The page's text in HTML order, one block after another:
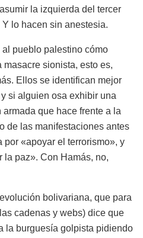
la izquierda del tercer
lo hacen sin anestesia.
pueblo palestino cómo
sionista, esto es,
Ellos se identifican mejor
si alguien osa exhibir una
que hace frente a la
de las manifestaciones antes
«apoyar el terrorismo», y
paz». Con Hamás, no,
bolivariana, que para
cadenas y webs) dice que
la burguesía golpista pidiendo